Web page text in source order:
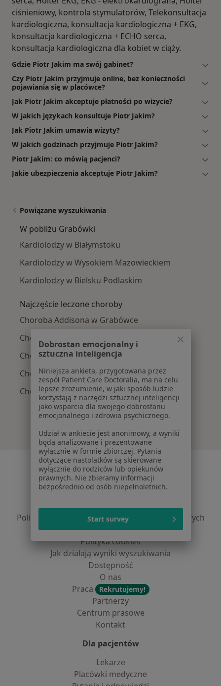
ciśnieniowy, kontrola stymulatorów, Telekonsultacja
kardiologiczna, konsultacja kardiologiczna + EKG,
konsultacja kardiologiczna + ECHO serca,
konsultacja kardiologiczna dla kobiet w ciąży.
Gdzie Piotr Jakim ma swój gabinet?
Czy Piotr Jakim przyjmuje online, bez konieczności
pojawiania się w placówce?
Jak Piotr Jakim akceptuje płatności po wizycie?
W jakich językach konsultuje Piotr Jakim?
Jak Piotr Jakim umawia wizyty?
W jakich godzinach przyjmuje Piotr Jakim?
Piotr Jakim: co mówią pacjenci?
Jakie ubezpieczenia akceptuje Piotr Jakim?
Powiązane wyszukiwania
W pobliżu Grabówki
Kardiolodzy w Białymstoku
Kardiolodzy w Wysokiem Mazowieckiem
Kardiolodzy w Bielsku Podlaskim
Najczęście leczone choroby
Choroba Addisona w Grabówce
Choroba Gravesa-Basedowa w Grabówce
Choroba Hashimoto w Grabówce
Choroby endokrynologiczne w Grabówce
Choroby przysadki w Grabówce
Serwis
Regulamin
Polityka prywatności pacjentów
Polityka prywatności profesjonalistów
Polityka prywatności dla profesjonalistów, których
dane pozyskaliśmy samodzielnie
Polityka cookies
Jak działają wyniki wyszukiwania
Dostępność
O nas
Praca
Rekrutujemy!
Partnerzy
Centrum prasowe
Kontakt
Dla pacjentów
Lekarze
Placówki medyczne
Dobrostan emocjonalny i
sztuczna inteligencja
Niniejsza ankieta, przygotowana przez
zespół Patient Care Doctoralia, ma na celu
lepsze zrozumienie, w jaki sposób ludzie
korzystają z narzędzi sztucznej inteligencji
jako wsparcia dla swojego dobrostanu
emocjonalnego i zdrowia psychicznego.
Udział w ankiecie jest anonimowy, a wyniki
będą analizowane i prezentowane
wyłącznie w formie zbiorczej. Pytania
dotyczące nastolatków są skierowane
wyłącznie do rodziców lub opiekunów
prawnych. Nie zbieramy informacji
bezpośrednio od osób niepełnoletnich.
Start survey